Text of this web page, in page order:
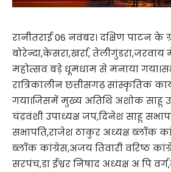
रानीतराई 06 नवंबर। दक्षिण पाटन के
बोरेन्दा,केसरा,खर्रा, तेलीगुंडरा,जरवाय
महोत्सव बड़े धूमधाम से मनाया
रात्रिकालीन छत्तीसगढ़ सांस्कृतिक
गया।जिसमें मुख्य अतिथि अशोक साहू
चंद्रवंशी उपाध्यक्ष जप,दिनेश साहू
सभापति,राजेश ठाकुर अध्यक्ष ब्लॉक
ब्लॉक कांग्रेस,अजय तिवारी वरिष्ठ
सरपंच,डा ईश्वर निषाद अध्यक्ष अ पि